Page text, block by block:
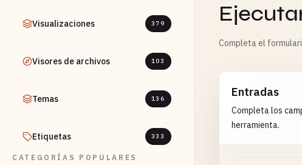
Visualizaciones 379
Visores de archivos 103
Temas 136
Etiquetas 333
CATEGORÍAS POPULARES
Completa el
Entradas
Completa los
herramienta.